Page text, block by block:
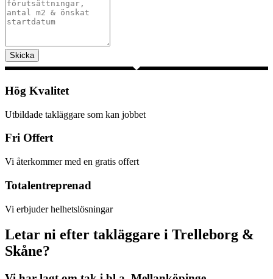
Skicka
Hög Kvalitet
Utbildade takläggare som kan jobbet
Fri Offert
Vi återkommer med en gratis offert
Totalentreprenad
Vi erbjuder helhetslösningar
Letar ni efter takläggare i Trelleborg &
Skåne?